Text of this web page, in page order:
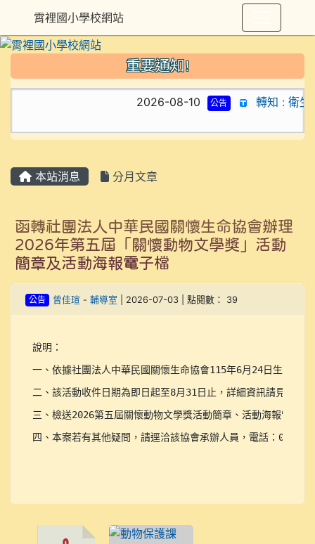
重要通知!
2026-08-10 公告 轉知 : 衛生
本站消息 分月文章
函轉社團法人中華民國關懷生命協會辦理
2026年第五屆「關懷動物文學獎」活動
簡章及活動海報電子檔
公告 曾佳瑄 - 輔導室 | 2026-07-03 | 點閱數： 39
說明：
一、依據社團法人中華民國關懷生命協會115年6月24日生字第
二、該活動收件日期為即日起至8月31日止，詳細資訊請見附件
三、檢送2026第五屆關懷動物文學獎活動簡章、活動海報電子檔
四、本案若有其他疑問，請逕洽該協會承辦人員，電話：02-
霄裡國小學校網站